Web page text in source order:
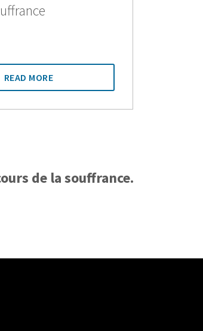
READ MORE
de la souffrance.